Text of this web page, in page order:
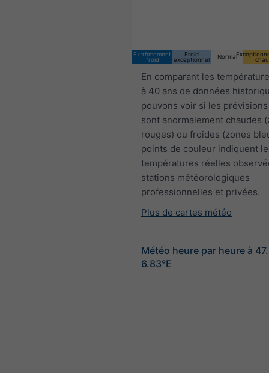
Extrêmement
froid
Froid
exceptionnel
Normal
En comparant les
à 40 ans de données
pouvons voir si les
sont anormalement chaudes
rouges) ou froides (zones
points de couleur indiquent
températures réelles
stations météorologiques
professionnelles et privées.
Plus de cartes météo
Météo heure par heure à
6.83°E